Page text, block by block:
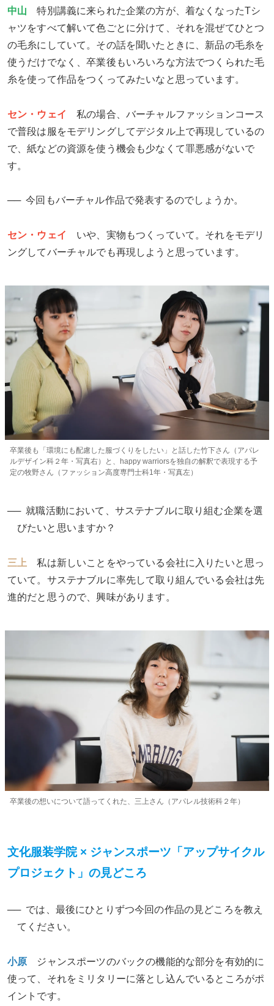
中山 特別講義に来られた企業の方が、着なくなったTシ
ャツをすべて解いて色ごとに分けて、それを混ぜてひとつ
の毛糸にしていて。その話を聞いたときに、新品の毛糸を
使うだけでなく、卒業後もいろいろな方法でつくられた毛
糸を使って作品をつくってみたいなと思っています。
セン・ウェイ
私の場合、バーチャルファッションコース
で普段は服をモデリングしてデジタル上で再現しているの
で、紙などの資源を使う機会も少なくて罪悪感がないで
す。
今回もバーチャル作品で発表するのでしょうか。
セン・ウェイ
いや、実物もつくっていて。それをモデリ
ングしてバーチャルでも再現しようと思っています。
卒業後も「環境にも配慮した服づくりをしたい」と話した竹下さん（アパレ
ルデザイン科２年・写真右）と、happy warriorsを独自の解釈で表現する予
定の牧野さん（ファッション高度専門士科1年・写真左）
就職活動において、サステナブルに取り組む企業を選
びたいと思いますか？
三上 私は新しいことをやっている会社に入りたいと思っ
ていて。サステナブルに率先して取り組んでいる会社は先
進的だと思うので、興味があります。
卒業後の想いについて語ってくれた、三上さん（アパレル技術科２年）
文化服装学院 × ジャンスポーツ「アップサイクル
プロジェクト」の見どころ
では、最後にひとりずつ今回の作品の見どころを教え
てください。
小原 ジャンスポーツのバックの機能的な部分を有効的に
使って、それをミリタリーに落とし込んでいるところがポ
イントです。